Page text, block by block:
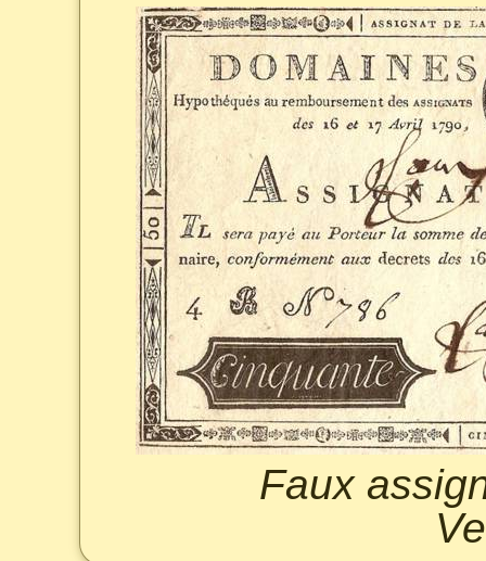
Faux